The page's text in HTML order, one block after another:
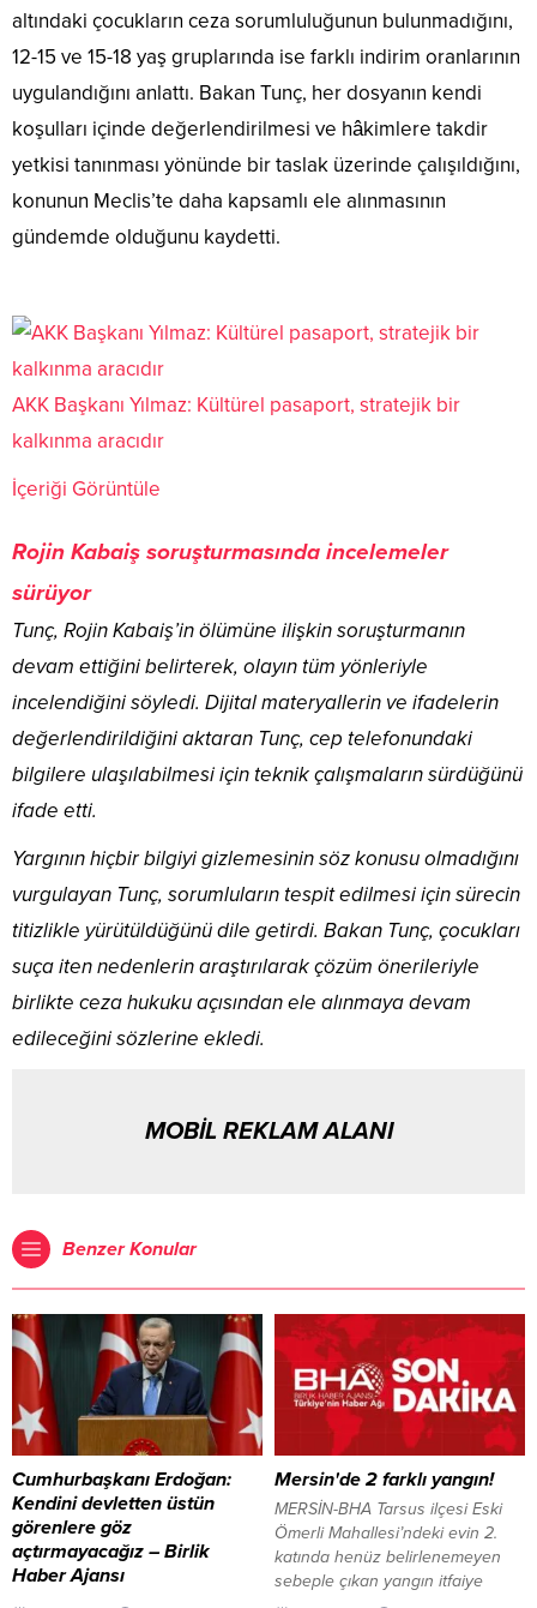
altındaki çocukların ceza sorumluluğunun bulunmadığını,
12-15 ve 15-18 yaş gruplarında ise farklı indirim oranlarının
uygulandığını anlattı. Bakan Tunç, her dosyanın kendi
koşulları içinde değerlendirilmesi ve hâkimlere takdir
yetkisi tanınması yönünde bir taslak üzerinde çalışıldığını,
konunun Meclis’te daha kapsamlı ele alınmasının
gündemde olduğunu kaydetti.
AKK Başkanı Yılmaz: Kültürel pasaport, stratejik bir
kalkınma aracıdır
İçeriği Görüntüle
Rojin Kabaiş soruşturmasında incelemeler
sürüyor
Tunç, Rojin Kabaiş’in ölümüne ilişkin soruşturmanın
devam ettiğini belirterek, olayın tüm yönleriyle
incelendiğini söyledi. Dijital materyallerin ve ifadelerin
değerlendirildiğini aktaran Tunç, cep telefonundaki
bilgilere ulaşılabilmesi için teknik çalışmaların sürdüğünü
ifade etti.
Yargının hiçbir bilgiyi gizlemesinin söz konusu olmadığını
vurgulayan Tunç, sorumluların tespit edilmesi için sürecin
titizlikle yürütüldüğünü dile getirdi. Bakan Tunç, çocukları
suça iten nedenlerin araştırılarak çözüm önerileriyle
birlikte ceza hukuku açısından ele alınmaya devam
edileceğini sözlerine ekledi.
MOBİL REKLAM ALANI
Benzer Konular
Cumhurbaşkanı Erdoğan:
Kendini devletten üstün
görenlere göz
açtırmayacağız – Birlik
Haber Ajansı
Mersin'de 2 farklı yangın!
MERSİN-BHA Tarsus ilçesi Eski
Ömerli Mahallesi’ndeki evin 2.
katında henüz belirlenemeyen
sebeple çıkan yangın itfaiye